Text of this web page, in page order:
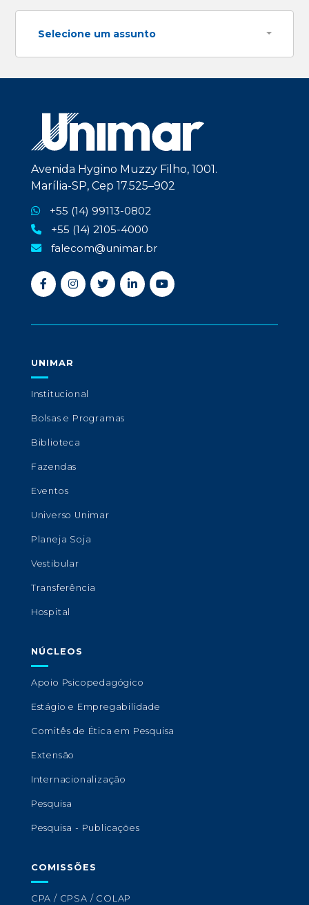
Selecione um assunto
Avenida Hygino Muzzy Filho, 1001.
Marília-SP, Cep 17.525–902
+55 (14) 99113-0802
+55 (14) 2105-4000
falecom@unimar.br
UNIMAR
Institucional
Bolsas e Programas
Biblioteca
Fazendas
Eventos
Universo Unimar
Planeja Soja
Vestibular
Transferência
Hospital
NÚCLEOS
Apoio Psicopedagógico
Estágio e Empregabilidade
Comitês de Ética em Pesquisa
Extensão
Internacionalização
Pesquisa
Pesquisa - Publicações
COMISSÕES
CPA / CPSA / COLAP